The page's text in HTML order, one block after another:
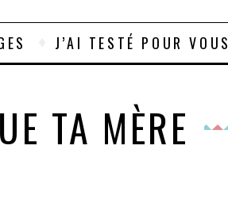
J’AI TESTÉ POUR VOUS
TA MÈRE